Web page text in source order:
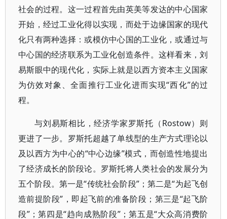
社会的过程。这一过程首先由英美等发达的中心国家
开始，经过工业化得以实现，而处于边缘国家的现代
化只有两种选择：或模仿中心国的工业化，或通过与
中心国的经济联系为工业化创造条件。这样看来，刘
易斯眼中的现代化，实际上就是以西方资本主义国家
为仿效对象、全面推行工业化进而实现“西化”的过
程。
与刘易斯相比，经济学家罗斯托（Rostow）则
更进了一步。罗斯托超越了单线型的生产方式理论以
及以西方为中心的“中心边缘”模式，而创造性地提出
了经济成长的阶段论。罗斯托将人类社会的发展分为
五个阶段。第一是“传统社会阶段”；第二是“为起飞创
造前提阶段”，即起飞前的准备阶段；第三是“起飞阶
段”；第四是“趋向成熟阶段”；第五是“大众高消费阶